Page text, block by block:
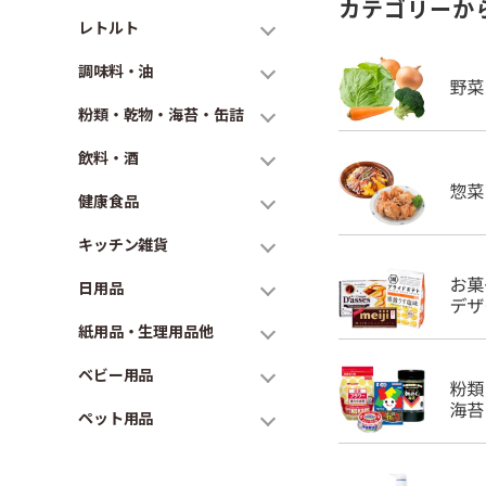
レトルト
調味料・油
粉類・乾物・海苔・缶詰
飲料・酒
健康食品
キッチン雑貨
日用品
紙用品・生理用品他
ベビー用品
ペット用品
カテゴリーか